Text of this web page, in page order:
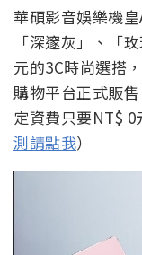
華碩影音娛樂機
「深邃灰」、「
元的3C時尚選搭
購物平台正式販售
定資費只要NT$ 0
測請點我）